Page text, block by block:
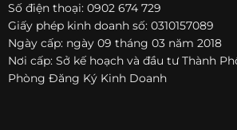
Số điện thoại: 0902 674 729
Giấy phép kinh doanh số: 0310157089
Ngày cấp: ngày 09 tháng 03 năm 2018
Nơi cấp: Sở kế hoạch và đầu tư Thành
Phòng Đăng Ký Kinh Doanh